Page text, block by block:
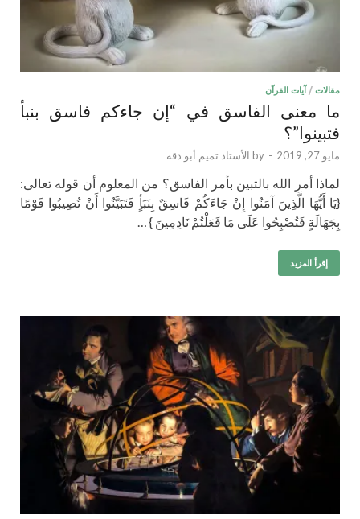
مقالات / آيات القرآن
ما معنى الفاسق في “إن جاءكم فاسق بنبأ
فتبينوا”؟
مايو 27, 2019 -
by الأستاذ تميم أبو دقة
لماذا أمر الله بالتبين بأمر الفاسق؟ من المعلوم أن قوله تعالى:
{يَا أَيُّهَا الَّذِينَ آمَنُوا إِنْ جَاءَكُمْ فَاسِقٌ بِنَبَأٍ فَتَبَيَّنُوا أَنْ تُصِيبُوا قَوْمًا
بِجَهَالَةٍ فَتُصْبِحُوا عَلَى مَا فَعَلْتُمْ نَادِمِينَ } …
إقرأ المزيد